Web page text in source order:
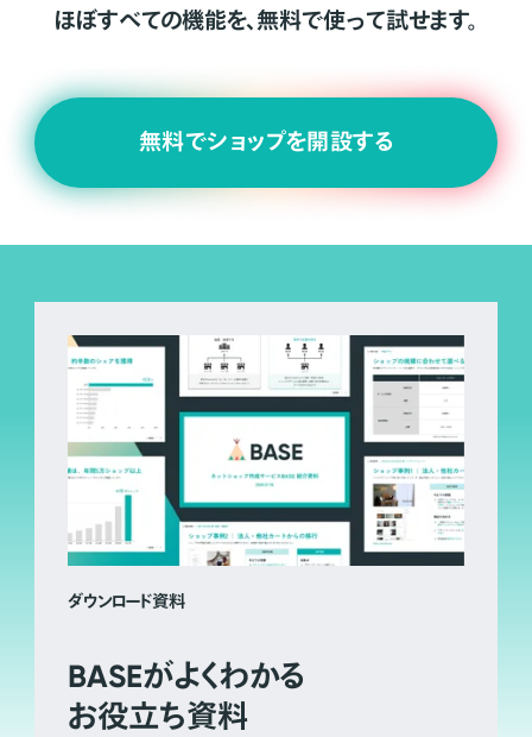
ほぼすべての機能を、無料で使って試せます。
無料でショップを開設する
ダウンロード資料
BASEがよくわかる
お役立ち資料